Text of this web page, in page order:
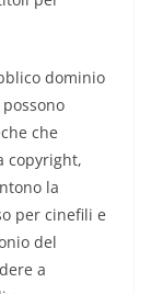
dominio
che
copyright,
la
per cinefili e
del
a